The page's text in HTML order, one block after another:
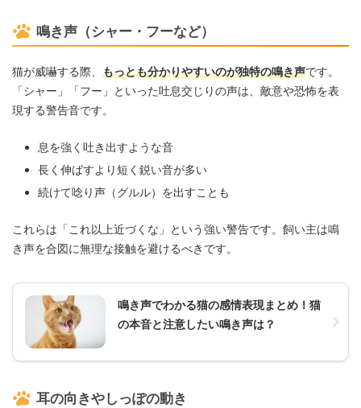
鳴き声（シャー・フーなど）
猫が威嚇する際、 もっとも分かりやすいのが独特の鳴き声です。
「シャー」「フー」といった吐息交じりの声は、敵意や恐怖を表
現する警告音です。
息を強く吐き出すような音
長く伸ばすより短く鋭い音が多い
続けて唸り声（グルル）を出すことも
これらは「これ以上近づくな」という強い警告です。飼い主は鳴
き声を合図に無理な接触を避けるべきです。
鳴き声でわかる猫の感情表現まとめ！猫
の本音と注意したい鳴き声は？
耳の向きやしっぽの動き